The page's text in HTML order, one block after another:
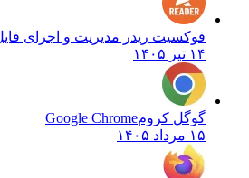
فوکسیت ریدر مدیریت و اجرای فایل PDF
۱۴ تیر ۱۴۰۵
گوگل کرومGoogle Chrome
۱۵ مرداد ۱۴۰۵